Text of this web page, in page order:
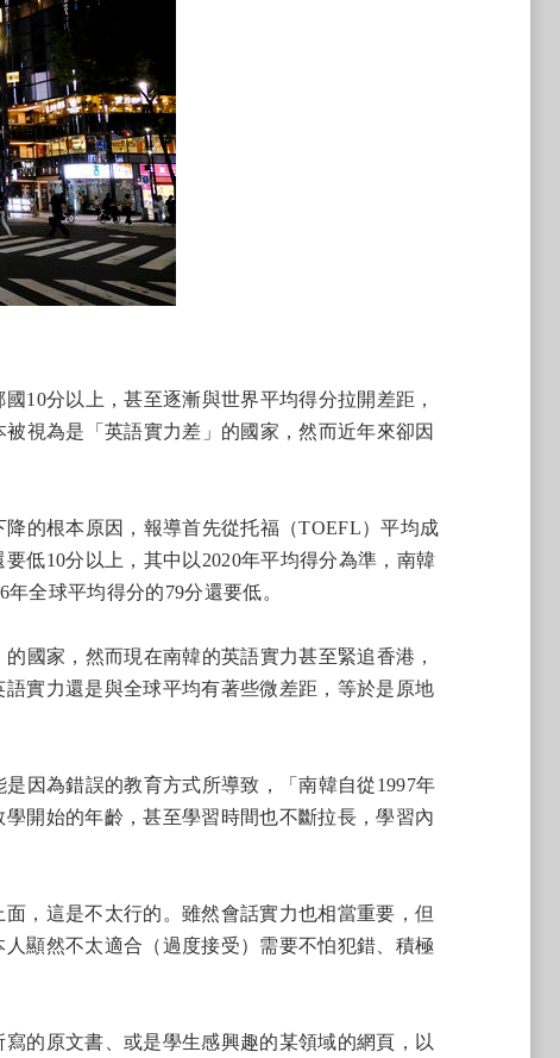
10分以上，甚至逐漸與世界平均得分拉開差距，
視為是「英語實力差」的國家，然而近年來卻因
的根本原因，報導首先從托福（TOEFL）平均成
低10分以上，其中以2020年平均得分為準，南韓
全球平均得分的79分還要低。
國家，然而現在南韓的英語實力甚至緊追香港，
實力還是與全球平均有著些微差距，等於是原地
因為錯誤的教育方式所導致，「南韓自從1997年
開始的年齡，甚至學習時間也不斷拉長，學習內
，這是不太行的。雖然會話實力也相當重要，但
顯然不太適合（過度接受）需要不怕犯錯、積極
的原文書、或是學生感興趣的某領域的網頁，以